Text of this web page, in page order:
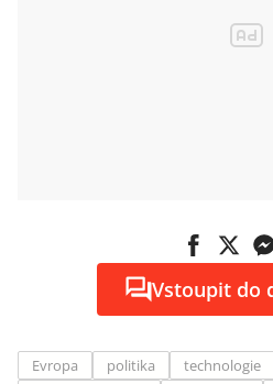
Vstoupit do
Evropa politika technologie